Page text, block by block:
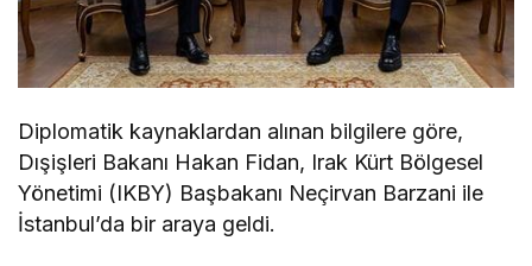
Diplomatik kaynaklardan alınan bilgilere göre,
Dışişleri Bakanı Hakan Fidan, Irak Kürt Bölgesel
Yönetimi (IKBY) Başbakanı Neçirvan Barzani ile
İstanbul’da bir araya geldi.